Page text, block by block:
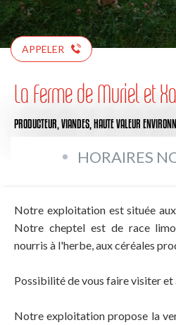
APPELER
La Ferme de Muriel et
PRODUCTEUR, VIANDES, HAUTE VALEUR
HORAIRES
Notre exploitation est située
Notre cheptel est de race
nourris à l'herbe, aux céréales
Possibilité de vous faire visiter et
Notre exploitation propose la